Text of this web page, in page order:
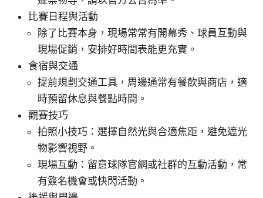
比賽日程與活動
除了比賽本身，現場常常有開幕秀、球員互動與
現場促銷，安排好時間表能更充實。
食宿與交通
提前規劃交通工具，周邊通常有餐飲與商店，適
時預留休息與餐點時間。
觀賽技巧
拍照小技巧：選擇自然光與合適焦距，避免遮光
物影響視野。
現場互動：留意球隊官網或社群的互動活動，常
有簽名機會或快閃活動。